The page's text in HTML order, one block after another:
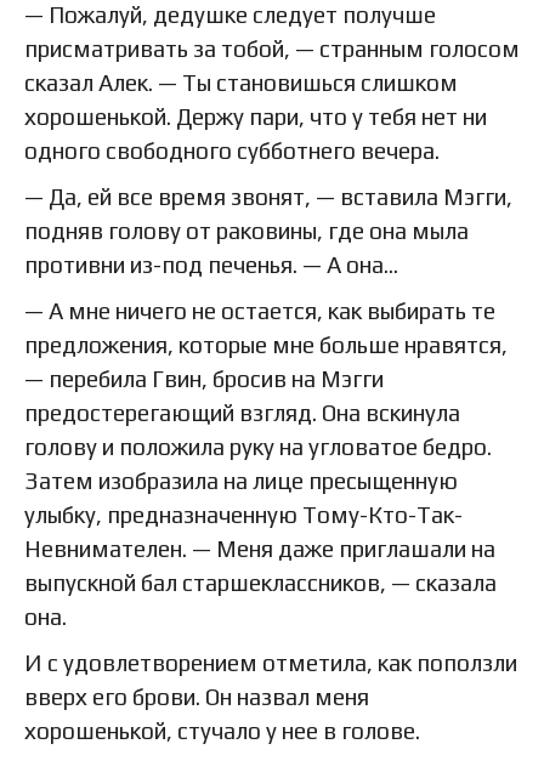
— Пожалуй, дедушке следует получше
присматривать за тобой, — странным голосом
сказал Алек. — Ты становишься слишком
хорошенькой. Держу пари, что у тебя нет ни
одного свободного субботнего вечера.
— Да, ей все время звонят, — вставила Мэгги,
подняв голову от раковины, где она мыла
противни из-под печенья. — А она…
— А мне ничего не остается, как выбирать те
предложения, которые мне больше нравятся,
— перебила Гвин, бросив на Мэгги
предостерегающий взгляд. Она вскинула
голову и положила руку на угловатое бедро.
Затем изобразила на лице пресыщенную
улыбку, предназначенную Тому-Кто-Так-
Невнимателен. — Меня даже приглашали на
выпускной бал старшеклассников, — сказала
она.
И с удовлетворением отметила, как поползли
вверх его брови. Он назвал меня
хорошенькой, стучало у нее в голове.